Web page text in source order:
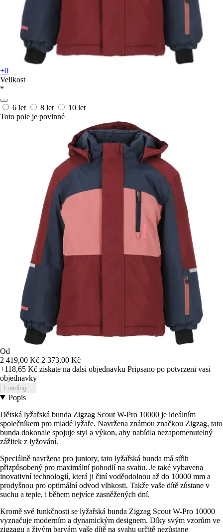
+0
Velikost
*
6 let 8 let
10 let
Toto pole je povinné
Od
2 419,00 Kč 2 373,00 Kč
+118,65 Kč ziskate na dalsi objednavku Pripsano po potvrzeni vasi
objednavky
Loading...
Popis
Dětská lyžařská bunda Zigzag Scout W-Pro 10000 je ideálním
společníkem pro mladé lyžaře. Navržena známou značkou Zigzag, tato
bunda dokonale spojuje styl a výkon, aby nabídla nezapomenutelný
zážitek z lyžování.
Speciálně navržena pro juniory, tato lyžařská bunda má střih
přizpůsobený pro maximální pohodlí na svahu. Je také vybavena
inovativní technologií, která ji činí voděodolnou až do 10000 mm a
prodyšnou pro optimální odvod vlhkosti. Takže vaše dítě zůstane v
suchu a teple, i během nejvíce zasněžených dní.
Kromě své funkčnosti se lyžařská bunda Zigzag Scout W-Pro 10000
vyznačuje moderním a dynamickým designem. Díky svým vzorům ve
zigzagu a živým barvám vaše dítě na svahu určitě nezůstane